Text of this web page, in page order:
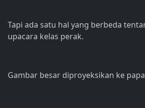
Tapi ada satu hal yang berbeda
upacara kelas perak.
Gambar besar diproyeksikan ke